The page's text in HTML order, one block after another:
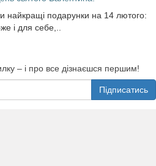
найкращі подарунки на 14 лютого:
і для себе,..
– і про все дізнаєшся першим!
Підписатись